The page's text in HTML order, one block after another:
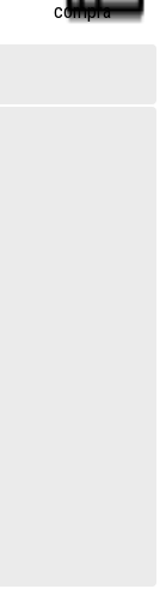
compra